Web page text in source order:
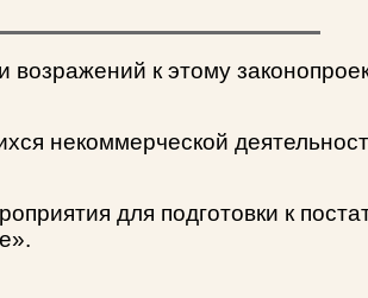
к этому
некоммерческой
для подготовки к